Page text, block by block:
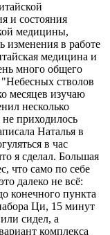
и состояния
медицины,
изменения в работе
медицина и
много общего
стволов
месяцев изучаю
несколько
не приходилось
Наталья в
в час
я сделал. Большая
что само по себе
далеко не всё:
конечного пункта
Ци, 15 минут
сидел, а
комплекса